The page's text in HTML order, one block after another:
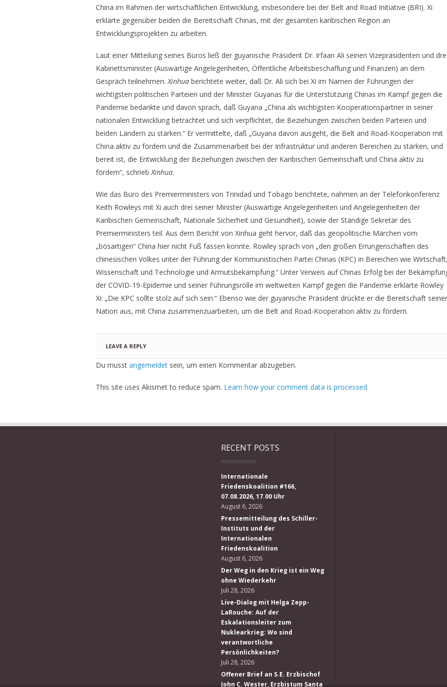
China im Rahmen der wirtschaftlichen Entwicklung, insbesondere bei der Belt and Road Initiative (BRI). Xi
erklärte gegenüber beiden die Bereitschaft Chinas, mit der gesamten karibischen Region an
Entwicklungsprojekten zu arbeiten.
Laut einer Mitteilung seines Büros ließ der guyanische Präsident Dr. Irfaan Ali seinen Vizepräsidenten und drei
Kabinettsminister (Auswärtige Angelegenheiten, Öffentliche Arbeitsbeschaffung und Finanzen) an dem
Gespräch teilnehmen.Xinhua berichtete weiter, daß Dr. Ali sich bei Xi im Namen der Führungen der
wichtigsten politischen Parteien und der Minister Guyanas für die Unterstützung Chinas im Kampf gegen die
Pandemie bedankte und davon sprach, daß Guyana „China als wichtigsten Kooperationspartner in seiner
nationalen Entwicklung betrachtet und sich verpflichtet, die Beziehungen zwischen beiden Parteien und
beiden Ländern zu stärken.“ Er vermittelte, daß „Guyana davon ausgeht, die Belt and Road-Kooperation mit
China aktiv zu fördern und die Zusammenarbeit bei der Infrastruktur und anderen Bereichen zu stärken, und
bereit ist, die Entwicklung der Beziehungen zwischen der Karibischen Gemeinschaft und China aktiv zu
fördern“, schriebXinhua.
Wie das Büro des Premierministers von Trinidad und Tobago berichtete, nahmen an der Telefonkonferenz
Keith Rowleys mit Xi auch drei seiner Minister (Auswärtige Angelegenheiten und Angelegenheiten der
Karibischen Gemeinschaft, Nationale Sicherheit und Gesundheit), sowie der Ständige Sekretär des
Premierministers teil. Aus dem Bericht von Xinhua geht hervor, daß das geopolitische Märchen vom
„bösartigen“ China hier nicht Fuß fassen konnte. Rowley sprach von „den großen Errungenschaften des
chinesischen Volkes unter der Führung der Kommunistischen Partei Chinas (KPC) in Bereichen wie Wirtschaft,
Wissenschaft und Technologie und Armutsbekämpfung.“ Unter Verweis auf Chinas Erfolg bei der
der COVID-19-Epidemie und seiner Führungsrolle im weltweiten Kampf gegen die Pandemie erklärte Rowley
Xi: „Die KPC sollte stolz auf sich sein.“ Ebenso wie der guyanische Präsident drückte er die Bereitschaft seiner
Nation aus, mit China zusammenzuarbeiten, um die Belt and Road-Kooperation aktiv zu fördern.
LEAVE A REPLY
Du musst angemeldet sein, um einen Kommentar abzugeben.
This site uses Akismet to reduce spam. Learn how your comment data is processed.
RECENT POSTS
Internationale
Friedenskoalition #166,
07.08.2026, 17.00 Uhr
August 6, 2026
Pressemitteilung des Schiller-
Instituts und der
Internationalen
Friedenskoalition
August 6, 2026
Der Weg in den Krieg ist ein Weg
ohne Wiederkehr
Juli 28, 2026
Live-Dialog mit Helga Zepp-
LaRouche: Auf der
Eskalationsleiter zum
Nuklearkrieg: Wo sind
verantwortliche
Persönlichkeiten?
Juli 28, 2026
Offener Brief an S.E. Erzbischof
John C. Wester, Erzbistum Santa